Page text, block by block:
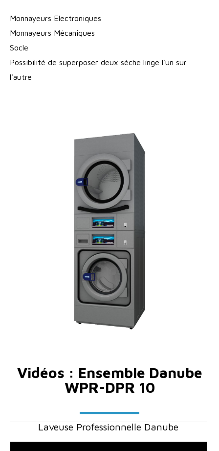
Monnayeurs Electroniques
Monnayeurs Mécaniques
Socle
Possibilité de superposer deux sèche linge l'un sur
l'autre
Vidéos : Ensemble Danube
WPR-DPR 10
Laveuse Professionnelle Danube